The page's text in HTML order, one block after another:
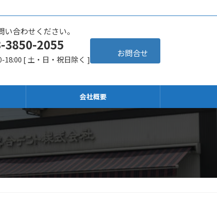
い合わせください。
3850-2055
18:00 [ 土・日・祝日除く ]
お問合せ
会社概要